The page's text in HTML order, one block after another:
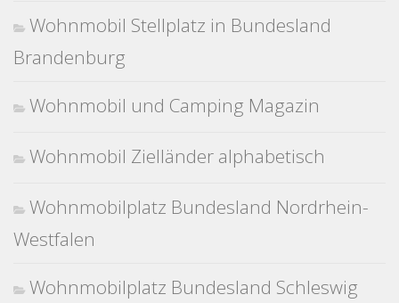
Wohnmobil Stellplatz in Bundesland
Brandenburg
Wohnmobil und Camping Magazin
Wohnmobil Zielländer alphabetisch
Wohnmobilplatz Bundesland Nordrhein-
Westfalen
Wohnmobilplatz Bundesland Schleswig